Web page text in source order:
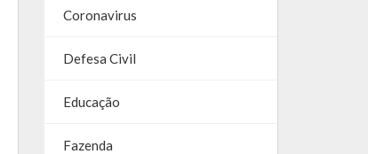
Coronavirus
Defesa Civil
Educação
Fazenda